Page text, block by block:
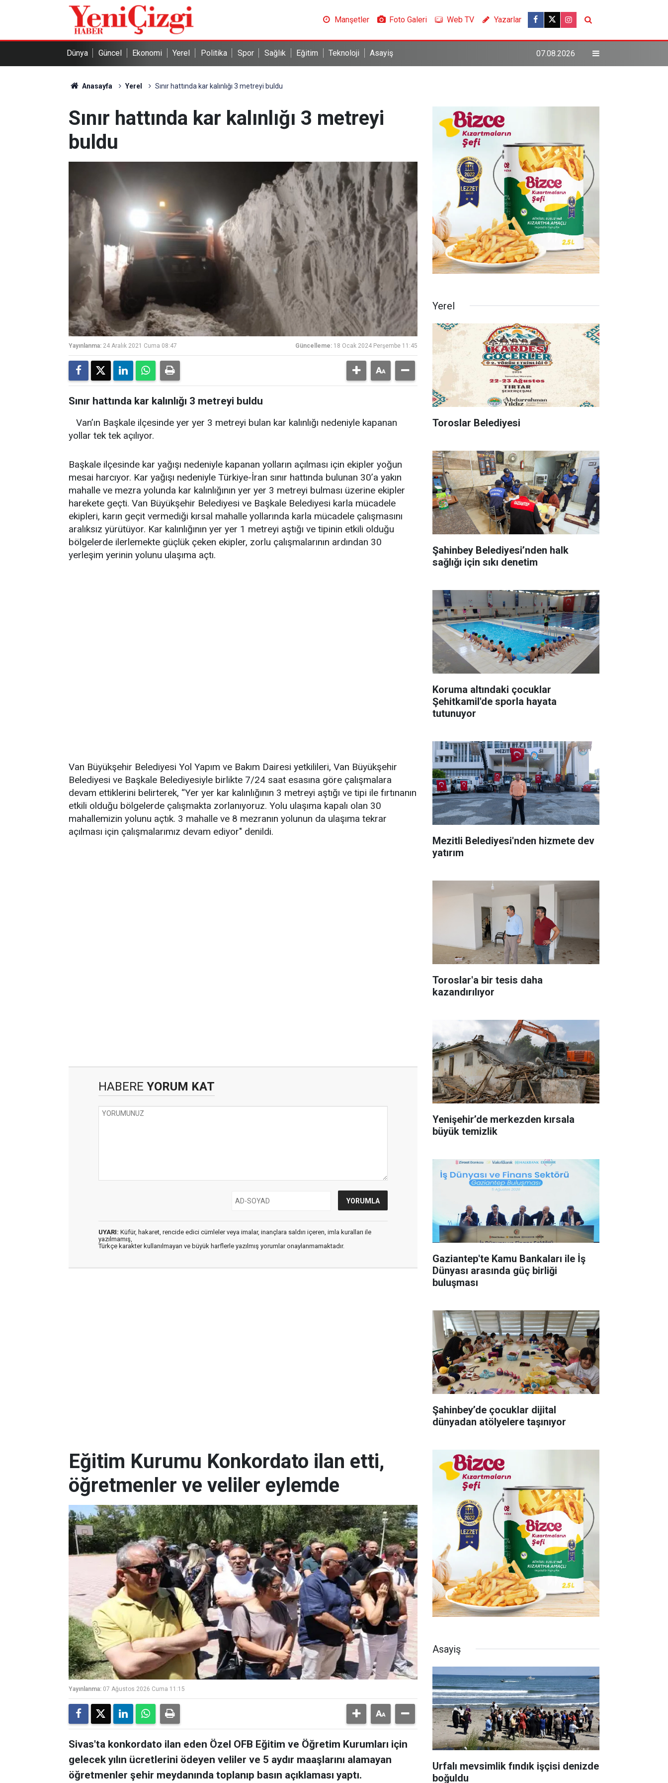
Manşetler Foto Galeri Web TV Yazarlar
Dünya Güncel Ekonomi Yerel Politika Spor Sağlık Eğitim Teknoloji Asayiş 07.08.2026
Anasayfa Yerel Sınır hattında kar kalınlığı 3 metreyi buldu
Sınır hattında kar kalınlığı 3 metreyi
buldu
Yayınlanma: 24 Aralık 2021 Cuma 08:47 Güncelleme: 18 Ocak 2024 Perşembe 11:45
Sınır hattında kar kalınlığı 3 metreyi buldu
Van’ın Başkale ilçesinde yer yer 3 metreyi bulan kar kalınlığı nedeniyle kapanan
yollar tek tek açılıyor.
Başkale ilçesinde kar yağışı nedeniyle kapanan yolların açılması için ekipler yoğun
mesai harcıyor. Kar yağışı nedeniyle Türkiye-İran sınır hattında bulunan 30’a yakın
mahalle ve mezra yolunda kar kalınlığının yer yer 3 metreyi bulması üzerine ekipler
harekete geçti. Van Büyükşehir Belediyesi ve Başkale Belediyesi karla mücadele
ekipleri, karın geçit vermediği kırsal mahalle yollarında karla mücadele çalışmasını
aralıksız yürütüyor. Kar kalınlığının yer yer 1 metreyi aştığı ve tipinin etkili olduğu
bölgelerde ilerlemekte güçlük çeken ekipler, zorlu çalışmalarının ardından 30
yerleşim yerinin yolunu ulaşıma açtı.
Van Büyükşehir Belediyesi Yol Yapım ve Bakım Dairesi yetkilileri, Van Büyükşehir
Belediyesi ve Başkale Belediyesiyle birlikte 7/24 saat esasına göre çalışmalara
devam ettiklerini belirterek, “Yer yer kar kalınlığının 3 metreyi aştığı ve tipi ile fırtınanın
etkili olduğu bölgelerde çalışmakta zorlanıyoruz. Yolu ulaşıma kapalı olan 30
mahallemizin yolunu açtık. 3 mahalle ve 8 mezranın yolunun da ulaşıma tekrar
açılması için çalışmalarımız devam ediyor" denildi.
HABERE YORUM KAT
UYARI: Küfür, hakaret, rencide edici cümleler veya imalar, inançlara saldırı içeren, imla kuralları ile
yazılmamış,
Türkçe karakter kullanılmayan ve büyük harflerle yazılmış yorumlar onaylanmamaktadır.
Yerel
Toroslar Belediyesi
Şahinbey Belediyesi’nden halk
sağlığı için sıkı denetim
Koruma altındaki çocuklar
Şehitkamil'de sporla hayata
tutunuyor
Mezitli Belediyesi'nden hizmete dev
yatırım
Toroslar'a bir tesis daha
kazandırılıyor
Yenişehir’de merkezden kırsala
büyük temizlik
Gaziantep'te Kamu Bankaları ile İş
Dünyası arasında güç birliği
buluşması
Şahinbey’de çocuklar dijital
dünyadan atölyelere taşınıyor
Eğitim Kurumu Konkordato ilan etti,
öğretmenler ve veliler eylemde
Yayınlanma: 07 Ağustos 2026 Cuma 11:15
Sivas'ta konkordato ilan eden Özel OFB Eğitim ve Öğretim Kurumları için
gelecek yılın ücretlerini ödeyen veliler ve 5 aydır maaşlarını alamayan
öğretmenler şehir meydanında toplanıp basın açıklaması yaptı.
Asayiş
Urfalı mevsimlik fındık işçisi denizde
boğuldu